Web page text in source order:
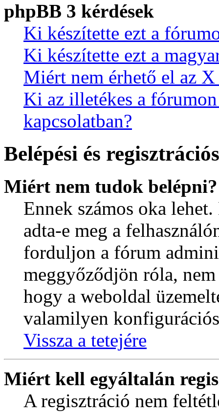
phpBB 3 kérdések
Ki készítette ezt a
Ki készítette ezt a
Miért nem érhető el az X
Ki az illetékes a
kapcsolatban?
Belépési és
Miért nem tudok belépni?
Ennek számos oka
adta-e meg a
forduljon a fórum
meggyőződjön róla,
hogy a weboldal
valamilyen
Vissza a tetejére
Miért kell egyáltalán
A regisztráció nem